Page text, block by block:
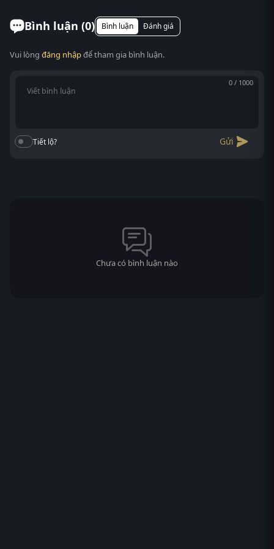
bảng, laptop, Smart TV. Truy cập phimvn2y.com là
xem được, không cần cài app.
Bình luận (0) Bình luận Đánh giá
Vui lòng đăng nhậpđể tham gia bình luận.
0 / 1000
Tiết lộ? Gửi
Chưa có bình luận nào